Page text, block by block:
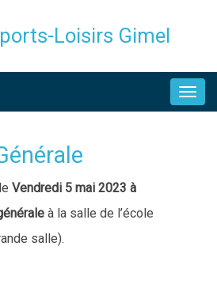
Loisirs Gimel
Vendredi 5 mai 2023 à
à la salle de l’école
salle).